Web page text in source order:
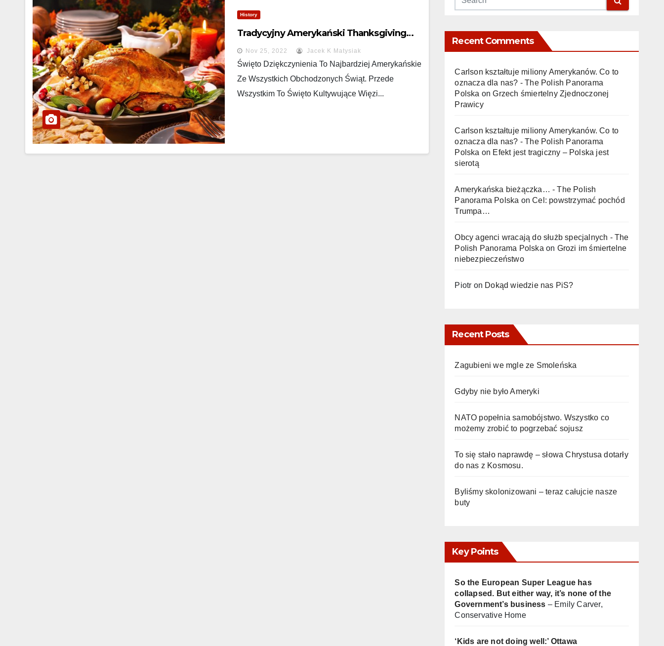
History
Tradycyjny Amerykański Thanksgiving…
Nov 25, 2022 Jacek K Matysiak
Święto Dziękczynienia To Najbardziej Amerykańskie
Ze Wszystkich Obchodzonych Świąt. Przede
Wszystkim To Święto Kultywujące Więzi...
Recent Comments
Carlson kształtuje miliony Amerykanów. Co to
oznacza dla nas? - The Polish Panorama
Polska onGrzech śmiertelny Zjednoczonej
Prawicy
Carlson kształtuje miliony Amerykanów. Co to
oznacza dla nas? - The Polish Panorama
Polska on Efekt jest tragiczny – Polska jest
sierotą
Amerykańska bieżączka… - The Polish
Panorama Polska onCel: powstrzymać pochód
Trumpa…
Obcy agenci wracają do służb specjalnych - The
Polish Panorama Polska on Grozi im śmiertelne
niebezpieczeństwo
Piotr on Dokąd wiedzie nas PiS?
Recent Posts
Zagubieni we mgle ze Smoleńska
Gdyby nie było Ameryki
NATO popełnia samobójstwo. Wszystko co
możemy zrobić to pogrzebać sojusz
To się stało naprawdę – słowa Chrystusa dotarły
do nas z Kosmosu.
Byliśmy skolonizowani – teraz całujcie nasze
buty
Key Points
So the European Super League has
collapsed. But either way, it’s none of the
Government’s business – Emily Carver,
Conservative Home
‘Kids are not doing well:’ Ottawa